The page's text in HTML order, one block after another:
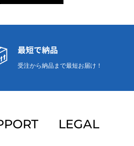
最短で納品
受注から納品まで最短お届け！
LEGAL